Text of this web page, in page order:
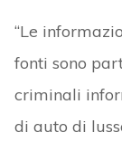
“Le
fonti sono
criminali
di auto di